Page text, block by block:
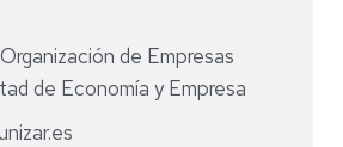
de Empresas
de Economía y Empresa